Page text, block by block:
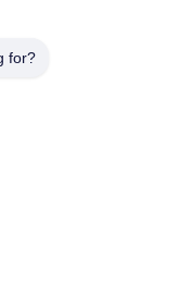
und mehr.
for?